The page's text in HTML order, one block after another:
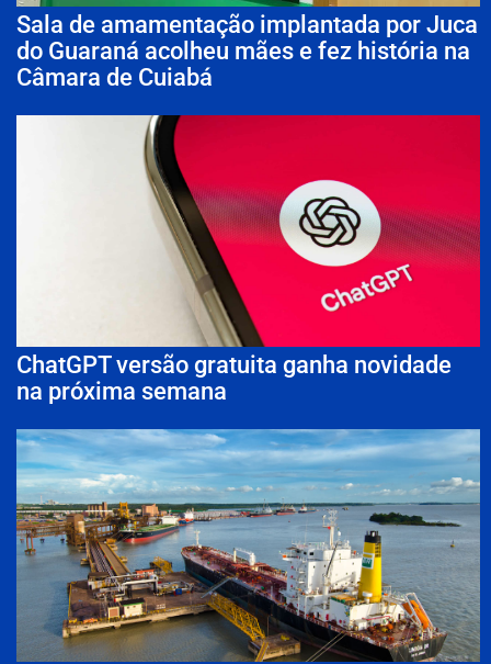
Sala de amamentação implantada por Juca
do Guaraná acolheu mães e fez história na
Câmara de Cuiabá
ChatGPT versão gratuita ganha novidade
na próxima semana